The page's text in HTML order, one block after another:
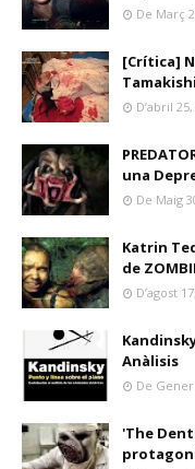
De Març
[Crítica]
D’abril
una
De Maig
Katrin
de
D’agost
Anàlisis
De Gener
'The